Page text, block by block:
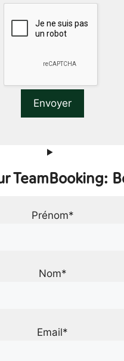
TeamBooking:
Prénom*
Nom*
Email*